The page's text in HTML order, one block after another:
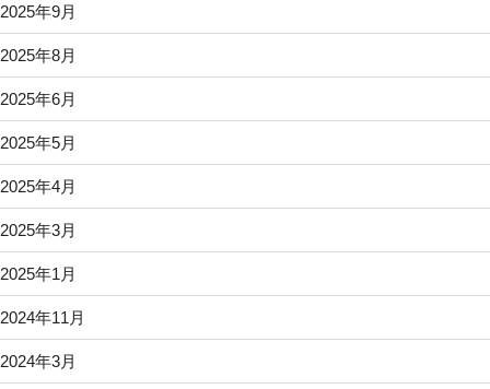
2025年9月
2025年8月
2025年6月
2025年5月
2025年4月
2025年3月
2025年1月
2024年11月
2024年3月